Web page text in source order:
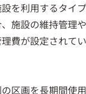
を利用するタイ
施設の維持管理
費が設定されて
区画を長期間使